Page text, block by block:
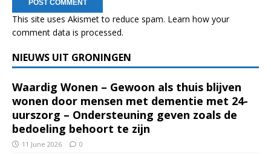
This site uses Akismet to reduce spam. Learn how your
comment data is processed.
NIEUWS UIT GRONINGEN
Waardig Wonen – Gewoon als thuis blijven
wonen door mensen met dementie met 24-
uurszorg – Ondersteuning geven zoals de
bedoeling behoort te zijn
11 June 2026 0